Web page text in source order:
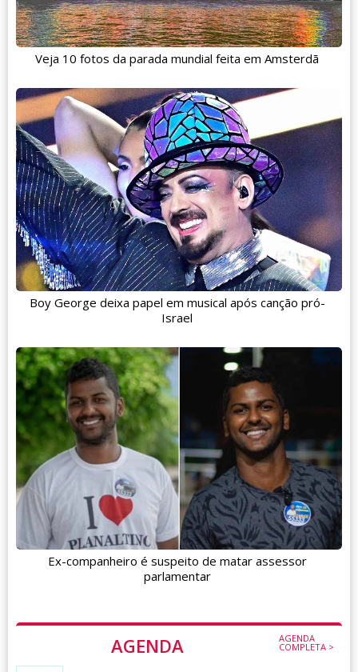
AGENDA AGENDA
COMPLETA >
Veja 10 fotos da parada mundial feita em Amsterdã
Boy George deixa papel em musical após canção pró-
Israel
Ex-companheiro é suspeito de matar assessor
parlamentar